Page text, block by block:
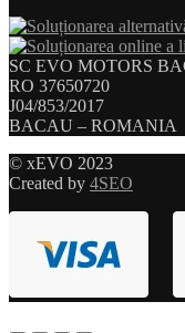
SC EVO MOTORS
RO 37650720
J04/853/2017
BACAU – ROMANIA
© xEVO 2023
Created by 4SEO